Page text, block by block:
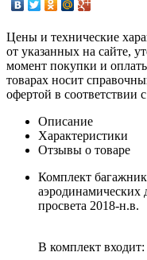
Цены и технические
от указанных на сайте,
момент покупки и
товарах носит
офертой в соответствии
Описание
Характеристики
Отзывы о товаре
Комплект
аэродинамических
просвета 2018-н.в.
В комплект входит: